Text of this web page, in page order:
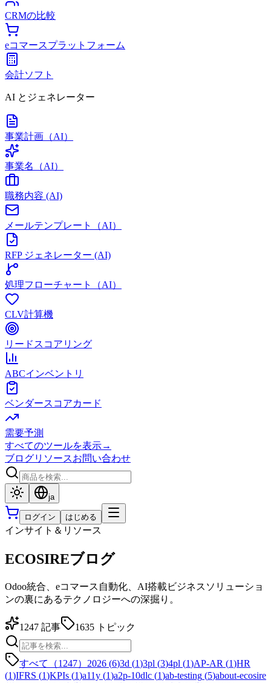
CRMの比較
eコマースプラットフォーム
会計ソフト
AI とジェネレーター
事業計画（AI）
事業名（AI）
職務内容 (AI)
メールテンプレート（AI）
RFP ジェネレーター (AI)
処理フローチャート（AI）
CLV計算機
リードスコアリング
ABCインベントリ
ベンダースコアカード
需要予測
すべてのツールを表示→
ブログリソースお問い合わせ
ja
ログイン はじめる
インサイト＆リソース
ECOSIREブログ
Odoo統合、eコマース自動化、AI搭載ビジネスソリューショ
ンの裏にあるテクノロジーへの深掘り。
1247 記事 1635 トピック
すべて（1247） 2026 (6)3d (1)3pl (3)4pl (1)AP-AR (1)HR
(1)IFRS (1)KPIs (1)a11y (1)a2p-10dlc (1)ab-testing (5)about-ecosire